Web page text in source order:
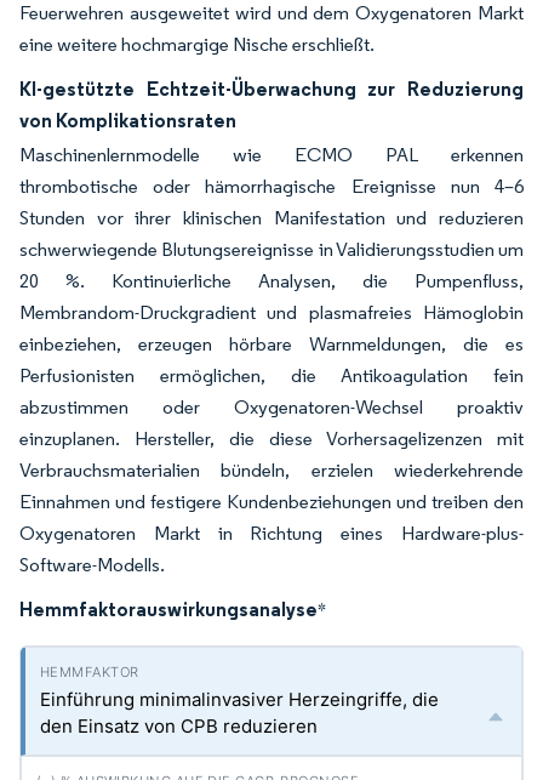
Feuerwehren ausgeweitet wird und dem Oxygenatoren Markt
eine weitere hochmargige Nische erschließt.
KI-gestützte Echtzeit-Überwachung zur Reduzierung
von Komplikationsraten
Maschinenlernmodelle wie ECMO PAL erkennen
thrombotische oder hämorrhagische Ereignisse nun 4–6
Stunden vor ihrer klinischen Manifestation und reduzieren
schwerwiegende Blutungsereignisse in Validierungsstudien um
20 %. Kontinuierliche Analysen, die Pumpenfluss,
Membrandom-Druckgradient und plasmafreies Hämoglobin
einbeziehen, erzeugen hörbare Warnmeldungen, die es
Perfusionisten ermöglichen, die Antikoagulation fein
abzustimmen oder Oxygenatoren-Wechsel proaktiv
einzuplanen. Hersteller, die diese Vorhersagelizenzen mit
Verbrauchsmaterialien bündeln, erzielen wiederkehrende
Einnahmen und festigere Kundenbeziehungen und treiben den
Oxygenatoren Markt in Richtung eines Hardware-plus-
Software-Modells.
Hemmfaktorauswirkungsanalyse*
Einführung minimalinvasiver Herzeingriffe, die
den Einsatz von CPB reduzieren